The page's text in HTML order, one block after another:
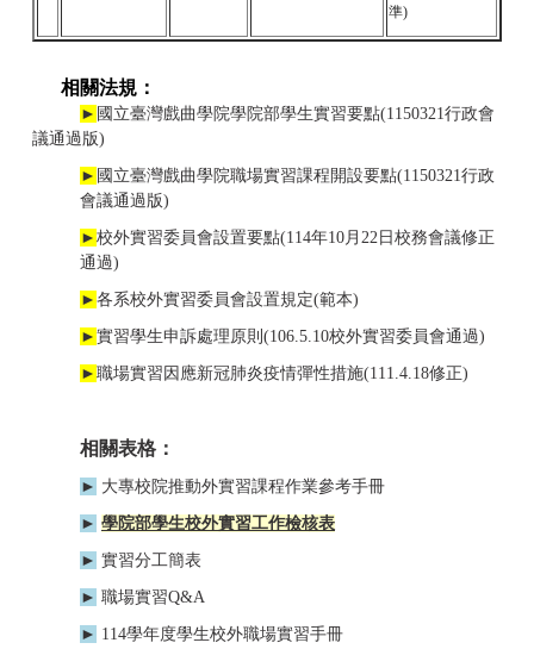
準)
相關法規：
► 國立臺灣戲曲學院學院部學生實習要點(1150321行政會
議通過版)
► 國立臺灣戲曲學院職場實習課程開設要點(1150321行政
會議通過版)
► 校外實習委員會設置要點(114年10月22日校務會議修正
通過)
► 各系校外實習委員會設置規定(範本)
► 實習學生申訴處理原則 (106.5.10校外實習委員會通過)
► 職場實習因應新冠肺炎疫情彈性措施(111.4.18修正)
相關表格：
► 大專校院推動外實習課程作業參考手冊
► 學院部學生校外實習工作檢核表
► 實習分工簡表
► 職場實習Q&A
► 114學年度學生校外職場實習手冊